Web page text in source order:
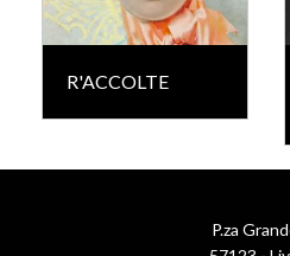
R'ACCOLTE
P.za